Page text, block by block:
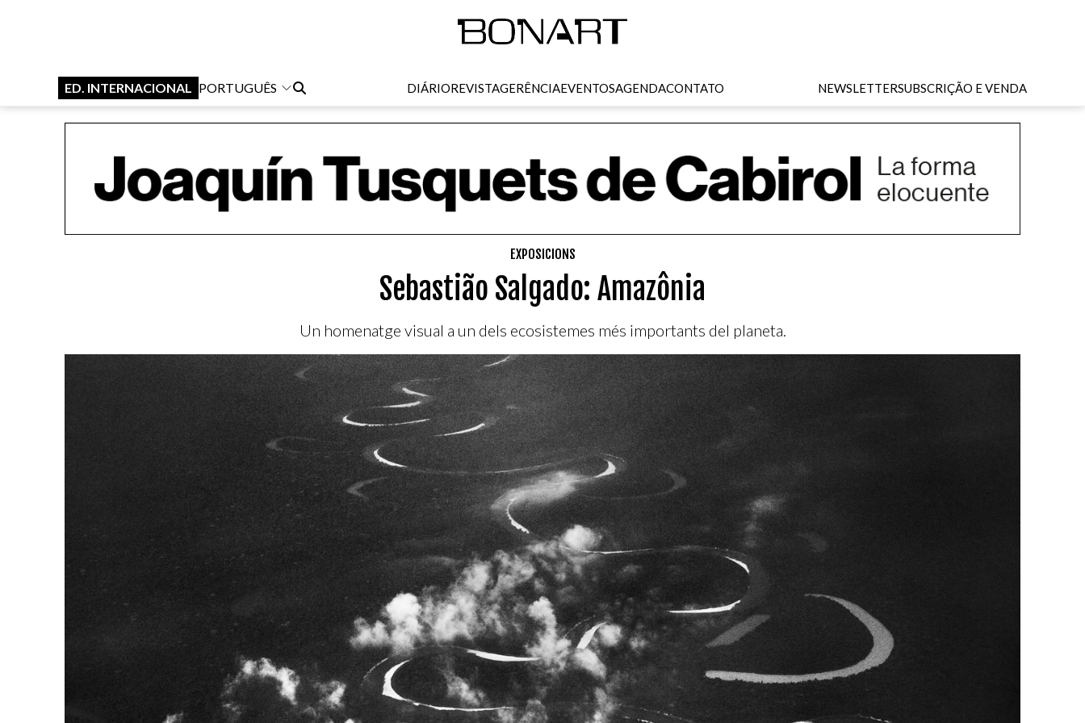
ED. INTERNACIONAL PORTUGUÊS DIÁRIOREVISTAGERÊNCIAEVENTOSAGENDACONTATO NEWSLETTERSUBSCRIÇÃO E VENDA
EXPOSICIONS
Sebastião Salgado: Amazônia
Un homenatge visual a un dels ecosistemes més importants del planeta.